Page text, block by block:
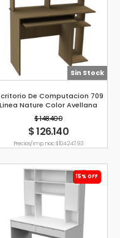
Sin Stock
De Computacion 709
Linea Nature Color Avellana
Mosconi
$ 148.400
$ 126.140
Precio s/imp. nac. $ 104.247,93
15% OFF